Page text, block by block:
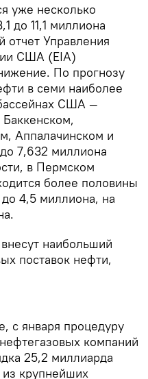
уже несколько
до 11,1 миллиона
отчет Управления
США (EIA)
По прогнозу
в семи наиболее
США —
Аппалачинском и
7,632 миллиона
в Пермском
более половины
4,5 миллиона, на
наибольший
поставок нефти,
с января процедуру
компаний
25,2 миллиарда
крупнейших